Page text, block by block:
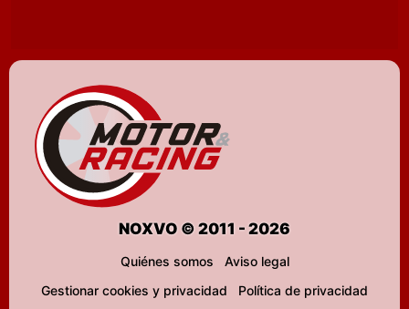
NOXVO © 2011 - 2026
Quiénes somos
Aviso legal
Gestionar cookies y privacidad
Política de privacidad